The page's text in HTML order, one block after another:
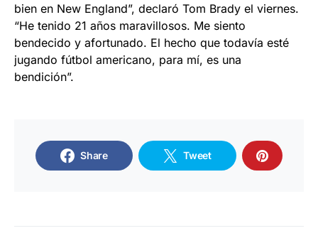
bien en New England”, declaró Tom Brady el viernes.
“He tenido 21 años maravillosos. Me siento
bendecido y afortunado. El hecho que todavía esté
jugando fútbol americano, para mí, es una
bendición”.
Share Tweet